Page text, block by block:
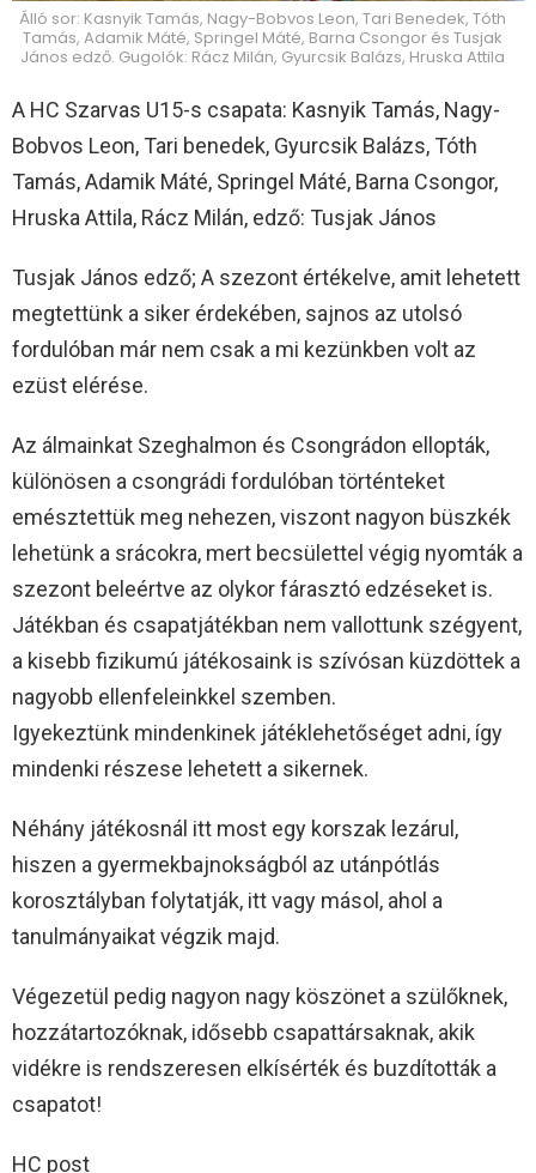
Álló sor: Kasnyik Tamás, Nagy-Bobvos Leon, Tari Benedek, Tóth
Tamás, Adamik Máté, Springel Máté, Barna Csongor és Tusjak
János edző. Gugolók: Rácz Milán, Gyurcsik Balázs, Hruska Attila
A HC Szarvas U15-s csapata: Kasnyik Tamás, Nagy-
Bobvos Leon, Tari benedek, Gyurcsik Balázs, Tóth
Tamás, Adamik Máté, Springel Máté, Barna Csongor,
Hruska Attila, Rácz Milán, edző: Tusjak János
Tusjak János edző; A szezont értékelve, amit lehetett
megtettünk a siker érdekében, sajnos az utolsó
fordulóban már nem csak a mi kezünkben volt az
ezüst elérése.
Az álmainkat Szeghalmon és Csongrádon ellopták,
különösen a csongrádi fordulóban történteket
emésztettük meg nehezen, viszont nagyon büszkék
lehetünk a srácokra, mert becsülettel végig nyomták a
szezont beleértve az olykor fárasztó edzéseket is.
Játékban és csapatjátékban nem vallottunk szégyent,
a kisebb fizikumú játékosaink is szívósan küzdöttek a
nagyobb ellenfeleinkkel szemben.
Igyekeztünk mindenkinek játéklehetőséget adni, így
mindenki részese lehetett a sikernek.
Néhány játékosnál itt most egy korszak lezárul,
hiszen a gyermekbajnokságból az utánpótlás
korosztályban folytatják, itt vagy másol, ahol a
tanulmányaikat végzik majd.
Végezetül pedig nagyon nagy köszönet a szülőknek,
hozzátartozóknak, idősebb csapattársaknak, akik
vidékre is rendszeresen elkísérték és buzdították a
csapatot!
HC post